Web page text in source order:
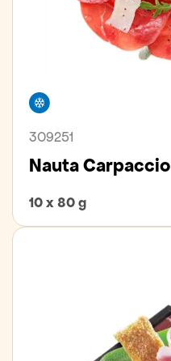
309251
Nauta Carpaccio
10 x 80 g